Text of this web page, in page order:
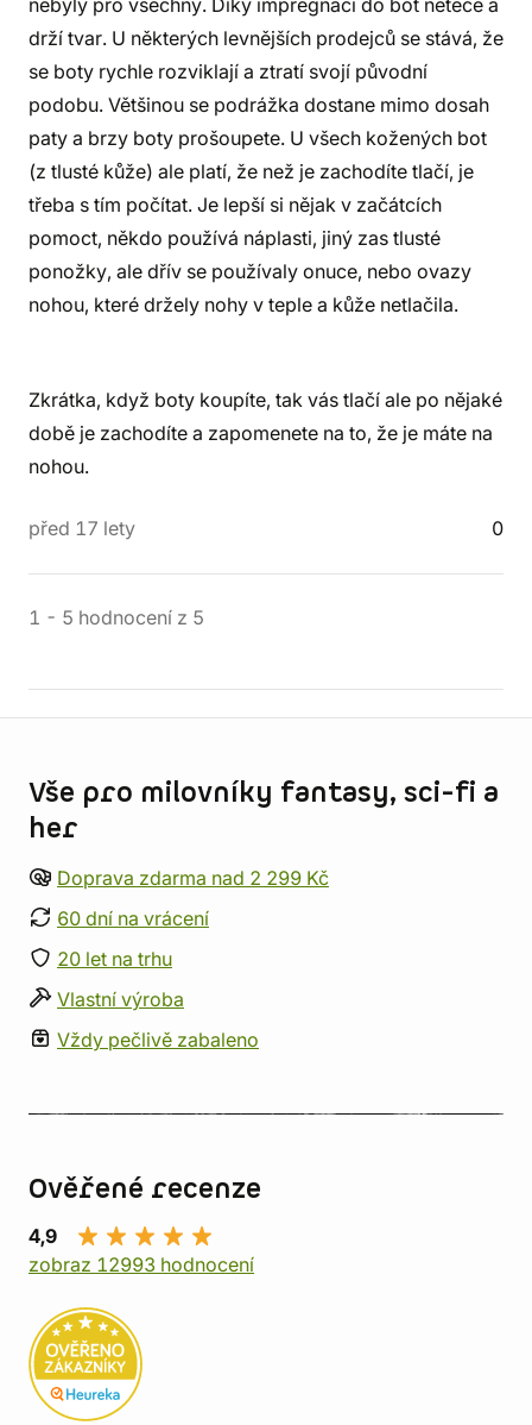
nebyly pro všechny. Díky impregnaci do bot neteče a
drží tvar. U některých levnějších prodejců se stává, že
se boty rychle rozviklají a ztratí svojí původní
podobu. Většinou se podrážka dostane mimo dosah
paty a brzy boty prošoupete. U všech kožených bot
(z tlusté kůže) ale platí, že než je zachodíte tlačí, je
třeba s tím počítat. Je lepší si nějak v začátcích
pomoct, někdo používá náplasti, jiný zas tlusté
ponožky, ale dřív se používaly onuce, nebo ovazy
nohou, které držely nohy v teple a kůže netlačila.
Zkrátka, když boty koupíte, tak vás tlačí ale po nějaké
době je zachodíte a zapomenete na to, že je máte na
nohou.
před 17 lety 0
1 - 5 hodnocení z 5
Vše pro milovníky fantasy, sci-fi a
her
Doprava zdarma nad 2 299 Kč
60 dní na vrácení
20 let na trhu
Vlastní výroba
Vždy pečlivě zabaleno
Ověřené recenze
4,9
zobraz 12993 hodnocení